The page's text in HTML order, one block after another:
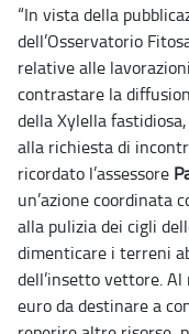
“In vista della
dell’Osservatorio
relative alle
contrastare la
della Xylella
alla richiesta di
ricordato l’assessore
un’azione coordinata
alla pulizia dei cigli
dimenticare i terreni
dell’insetto vettore.
euro da destinare a